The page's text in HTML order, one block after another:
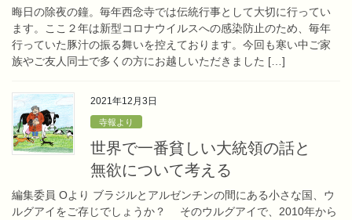
晦日の除夜の鐘。毎年西念寺では伝統行事として大切に行ってい
ます。ここ２年は新型コロナウイルスへの感染防止のため、毎年
行っていた豚汁の振る舞いを控えております。今回も寒い中ご家
族やご友人同士で多くの方にお越しいただきました […]
2021年12月3日
寺報より
世界で一番貧しい大統領の話と
無欲について考える
編集委員 Oより ブラジルとアルゼンチンの間にある小さな国、ウ
ルグアイをご存じでしょうか？ そのウルグアイで、2010年から